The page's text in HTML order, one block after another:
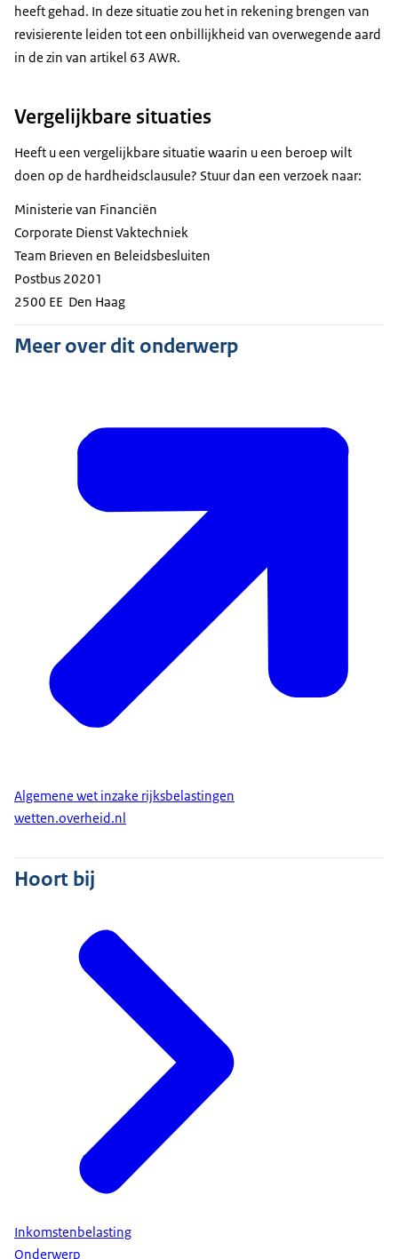
heeft gehad. In deze situatie zou het in rekening brengen van
revisierente leiden tot een onbillijkheid van overwegende aard
in de zin van artikel 63 AWR.
Vergelijkbare situaties
Heeft u een vergelijkbare situatie waarin u een beroep wilt
doen op de hardheidsclausule? Stuur dan een verzoek naar:
Ministerie van Financiën
Corporate Dienst Vaktechniek
Team Brieven en Beleidsbesluiten
Postbus 20201
2500 EE Den Haag
Meer over dit onderwerp
Algemene wet inzake rijksbelastingen
wetten.overheid.nl
Hoort bij
Inkomstenbelasting
Onderwerp